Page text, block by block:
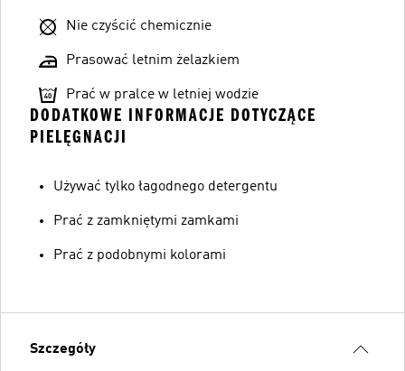
Nie czyścić chemicznie
Prasować letnim żelazkiem
Prać w pralce w letniej wodzie
DODATKOWE INFORMACJE DOTYCZĄCE
PIELĘGNACJI
Używać tylko łagodnego detergentu
Prać z zamkniętymi zamkami
Prać z podobnymi kolorami
Szczegóły